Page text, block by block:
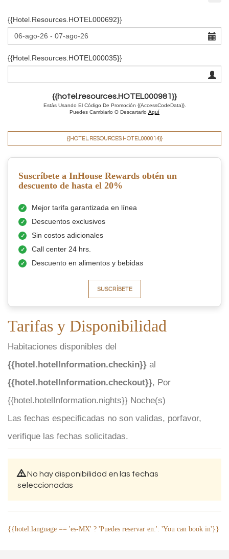
{{hotel.resources.HOTEL000692}}
{{hotel.resources.HOTEL000035}}
{{hotel.resources.HOTEL000981}}
Estás Usando El Código De Promoción {{AccessCodeData}}.
Puedes Cambiarlo O Descartarlo Aquí
{{HOTEL.RESOURCES.HOTEL000014}}
Suscríbete a InHouse Rewards obtén un
descuento de hasta el 20%
Mejor tarifa garantizada en línea
Descuentos exclusivos
Sin costos adicionales
Call center 24 hrs.
Descuento en alimentos y bebidas
SUSCRÍBETE
Tarifas y Disponibilidad
Habitaciones disponibles del
{{hotel.hotelInformation.checkin}} al
{{hotel.hotelInformation.checkout}}, Por
{{hotel.hotelInformation.nights}} Noche(s)
Las fechas especificadas no son validas, porfavor,
verifique las fechas solicitadas.
No hay disponibilidad en las fechas
seleccionadas
{{hotel.language == 'es-MX' ? 'Puedes reservar en:': 'You can book in'}}